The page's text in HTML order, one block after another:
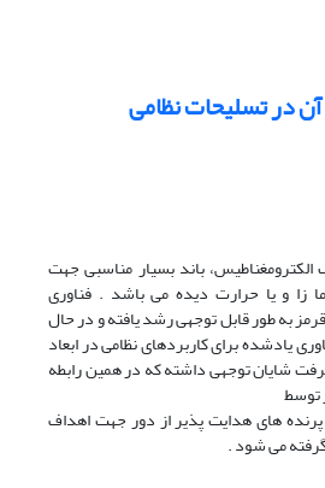
در تسلیحات نظامی
باند بسیار مناسبی جهت
زا و یا حرارت دیده می باشد . فناوری
به طور قابل توجهی رشد یافته و در حال
یادشده برای کاربردهای نظامی در ابعاد
شایان توجهی داشته که در همین رابطه
توسط
پرنده های هدایت پذیر از دور جهت اهداف
می شود .